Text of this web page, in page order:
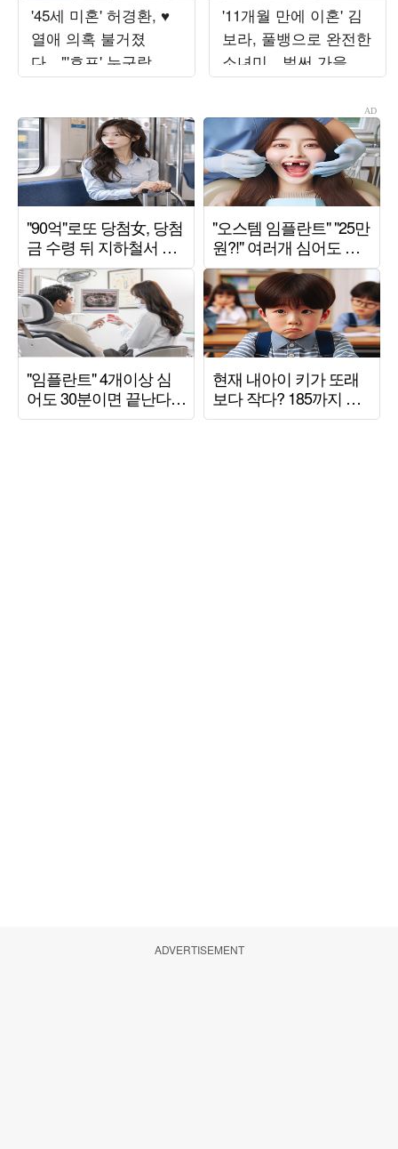
'45세 미혼' 허경환, ♥
열애 의혹 불거졌
다…"'호프' 누구랑 봤
는지 들은 게 있어" 추
'11개월 만에 이혼' 김
보라, 풀뱅으로 완전한
소녀미…벌써 가을 준
비 들어갔나
ADVERTISEMENT